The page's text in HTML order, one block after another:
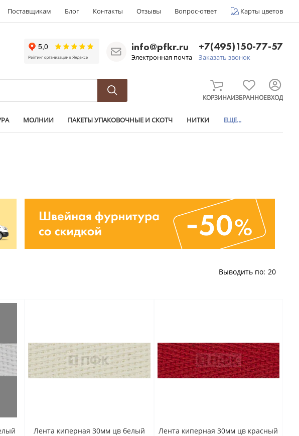
Поставщикам Блог Контакты Отзывы Вопрос-ответ Карты цветов
info@pfkr.ru
Электронная почта
+7(495)150-77-57
Заказать звонок
КОРЗИНАИЗБРАННОЕВХОД
МОЛНИИ ПАКЕТЫ УПАКОВОЧНЫЕ И СКОТЧ НИТКИ ЕЩЕ...
Выводить по: 20
Лента киперная 30мм цв белый
Лента киперная 30мм цв красный